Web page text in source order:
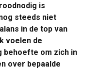
is
steeds niet
in de top van
voelen de
behoefte om zich in
over bepaalde